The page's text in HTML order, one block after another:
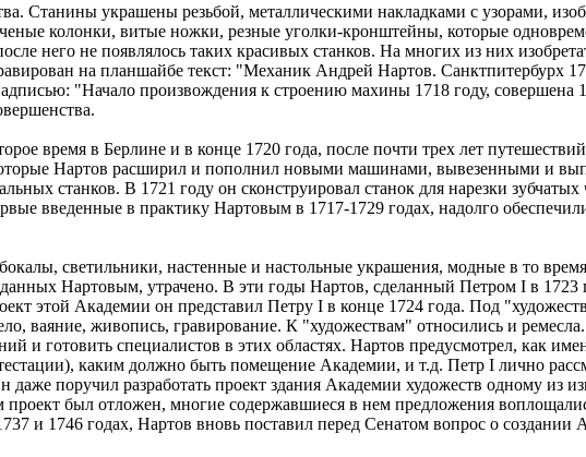
Станины украшены резьбой, металлическими накладками с узорами,
колонки, витые ножки, резные уголки-кронштейны, которые
него не появлялось таких красивых станков. На многих из них
на планшайбе текст: "Механик Андрей Нартов. Санктпитербурх
"Начало произвождения к строению махины 1718 году,
время в Берлине и в конце 1720 года, после почти трех лет
Нартов расширил и пополнил новыми машинами, вывезенными и
станков. В 1721 году он сконструировал станок для нарезки
введенные в практику Нартовым в 1717-1729 годах, надолго
светильники, настенные и настольные украшения, модные в то
Нартовым, утрачено. В эти годы Нартов, сделанный Петром I в
этой Академии он представил Петру I в конце 1724 года. Под
ваяние, живопись, гравирование. К "художествам" относились и
и готовить специалистов в этих областях. Нартов предусмотрел, как
каким должно быть помещение Академии, и т.д. Петр I лично
поручил разработать проект здания Академии художеств одному из
проект был отложен, многие содержавшиеся в нем предложения
и 1746 годах, Нартов вновь поставил перед Сенатом вопрос о создании